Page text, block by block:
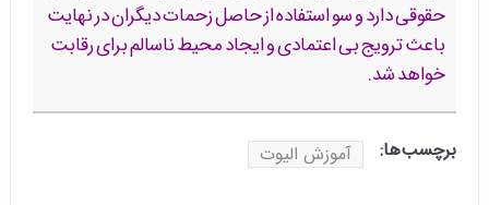
حقوقی دارد و سو استفاده از حاصل زحمات دیگران در نهایت
باعث ترویج بی اعتمادی و ایجاد محیط ناسالم برای رقابت
خواهد شد.
برچسب‌ها: آموزش الیوت